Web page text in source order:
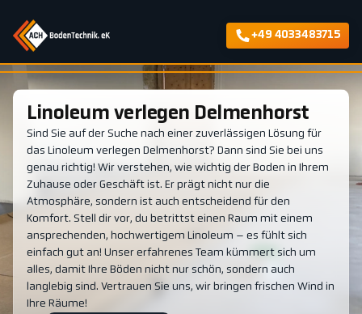
+49 4033483715
Linoleum verlegen Delmenhorst
Sind Sie auf der Suche nach einer zuverlässigen Lösung für
das Linoleum verlegen Delmenhorst? Dann sind Sie bei uns
genau richtig! Wir verstehen, wie wichtig der Boden in Ihrem
Zuhause oder Geschäft ist. Er prägt nicht nur die
Atmosphäre, sondern ist auch entscheidend für den
Komfort. Stell dir vor, du betrittst einen Raum mit einem
ansprechenden, hochwertigem Linoleum – es fühlt sich
einfach gut an! Unser erfahrenes Team kümmert sich um
alles, damit Ihre Böden nicht nur schön, sondern auch
langlebig sind. Vertrauen Sie uns, wir bringen frischen Wind in
Ihre Räume!